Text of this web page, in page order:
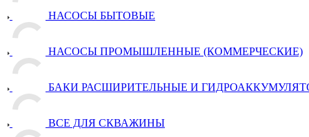
НАСОСЫ БЫТОВЫЕ
НАСОСЫ ПРОМЫШЛЕННЫЕ (КОММЕРЧЕСКИЕ)
БАКИ РАСШИРИТЕЛЬНЫЕ И
ВСЕ ДЛЯ СКВАЖИНЫ